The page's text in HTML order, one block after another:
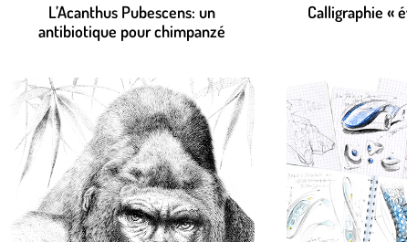
L’Acanthus Pubescens: un
antibiotique pour chimpanzé
Calligraphie «